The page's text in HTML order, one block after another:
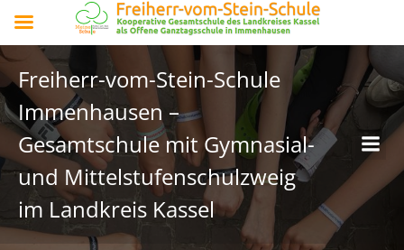
Freiherr-vom-Stein-Schule
Immenhausen –
Gesamtschule mit Gymnasial-
und Mittelstufenschulzweig
im Landkreis Kassel